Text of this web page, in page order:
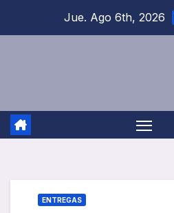
Jue. Ago 6th, 2026
ENTREGAS